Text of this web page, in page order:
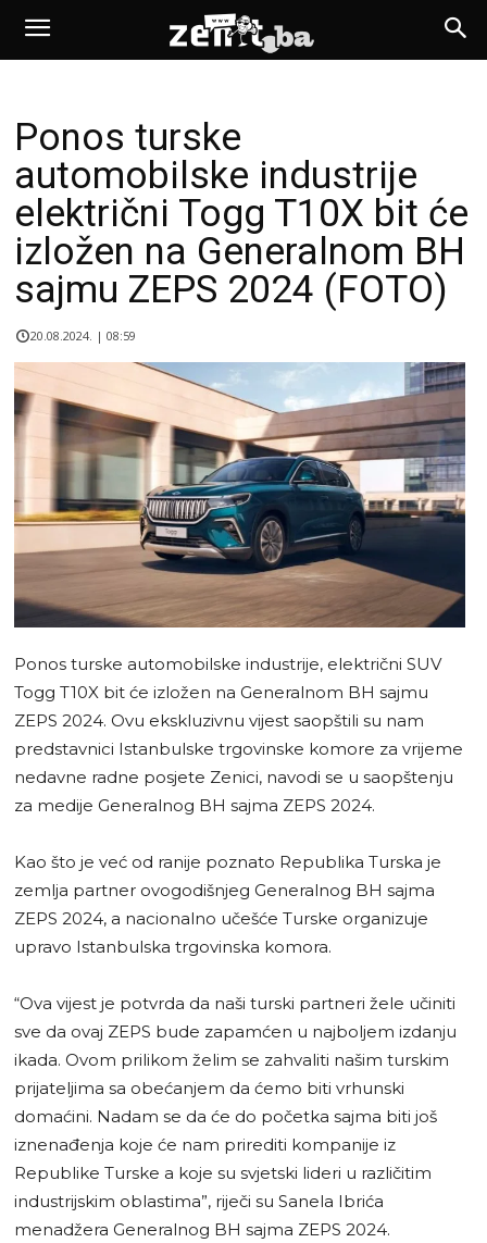
Ponos turske
automobilske industrije
električni Togg T10X bit će
izložen na Generalnom BH
sajmu ZEPS 2024 (FOTO)
20.08.2024. | 08:59
Ponos turske automobilske industrije, električni SUV
Togg T10X bit će izložen na Generalnom BH sajmu
ZEPS 2024. Ovu ekskluzivnu vijest saopštili su nam
predstavnici Istanbulske trgovinske komore za vrijeme
nedavne radne posjete Zenici, navodi se u saopštenju
za medije Generalnog BH sajma ZEPS 2024.
Kao što je već od ranije poznato Republika Turska je
zemlja partner ovogodišnjeg Generalnog BH sajma
ZEPS 2024, a nacionalno učešće Turske organizuje
upravo Istanbulska trgovinska komora.
“Ova vijest je potvrda da naši turski partneri žele učiniti
sve da ovaj ZEPS bude zapamćen u najboljem izdanju
ikada. Ovom prilikom želim se zahvaliti našim turskim
prijateljima sa obećanjem da ćemo biti vrhunski
domaćini. Nadam se da će do početka sajma biti još
iznenađenja koje će nam prirediti kompanije iz
Republike Turske a koje su svjetski lideri u različitim
industrijskim oblastima”, riječi su Sanela Ibrića
menadžera Generalnog BH sajma ZEPS 2024.